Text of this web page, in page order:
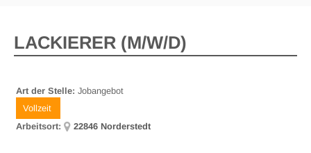
LACKIERER (M/W/D)
Art der Stelle: Jobangebot
Vollzeit
Arbeitsort:
22846 Norderstedt